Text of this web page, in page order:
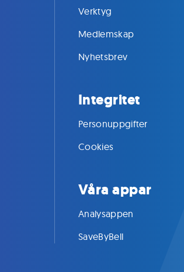
Verktyg
Medlemskap
Nyhetsbrev
Integritet
Personuppgifter
Cookies
Våra appar
Analysappen
SaveByBell